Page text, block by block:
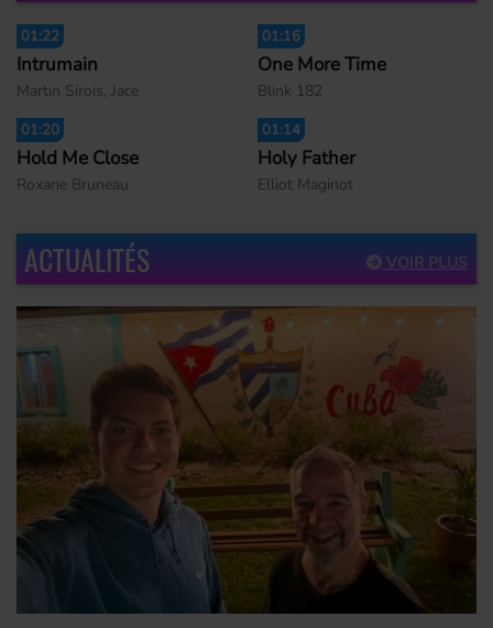
01:22
Intrumain
Martin Sirois, Jace
01:20
Hold Me Close
Roxane Bruneau
01:16
One More Time
Blink 182
01:14
Holy Father
Elliot Maginot
VOIR PLUS
ACTUALITÉS